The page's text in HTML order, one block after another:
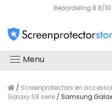
Beoordeling 8.8/10
Menu
/ Screenprotectors en
Galaxy S8 serie / Samsung